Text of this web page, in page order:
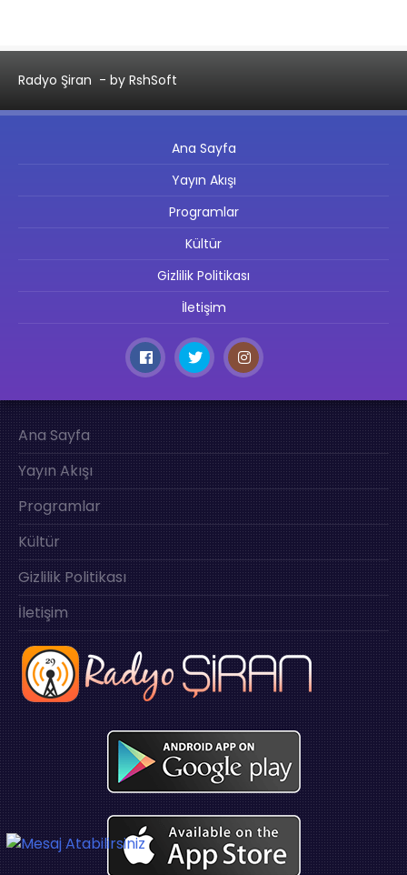
Radyo Şiran - by RshSoft
Ana Sayfa
Yayın Akışı
Programlar
Kültür
Gizlilik Politikası
İletişim
Ana Sayfa
Yayın Akışı
Programlar
Kültür
Gizlilik Politikası
İletişim